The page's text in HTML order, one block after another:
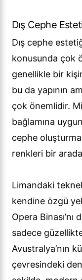
Dış Cephe
Dış cephe
konusunda çok
genellikle bir
bu da yapının
çok önemlidir.
bağlamına
cephe
renkleri bir
Limandaki
kendine özgü
Opera Binası’nı
sadece
Avustralya’nın
çevresindeki